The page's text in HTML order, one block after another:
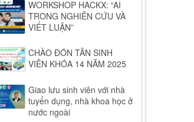
WORKSHOP HACKX: “AI
TRONG NGHIÊN CỨU VÀ
VIẾT LUẬN”
CHÀO ĐÓN TÂN SINH
VIÊN KHÓA 14 NĂM 2025
Giao lưu sinh viên với nhà
tuyển dụng, nhà khoa học ở
nước ngoài